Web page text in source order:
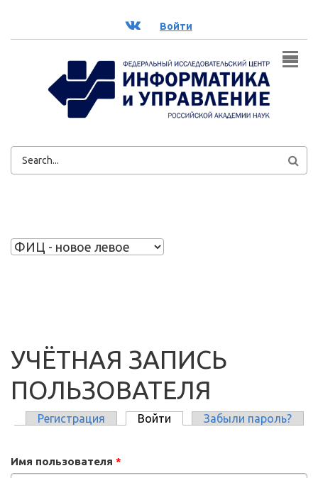
ВК Войти
ФОРМА
УЧЁТНАЯ ЗАПИСЬ
ПОЛЬЗОВАТЕЛЯ
Регистрация Войти (активная вкладка)
Забыли пароль?
Имя пользователя *